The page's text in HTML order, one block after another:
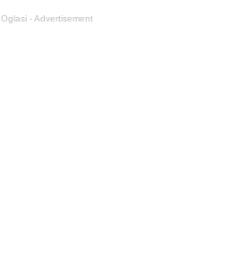
Oglasi - Advertisement